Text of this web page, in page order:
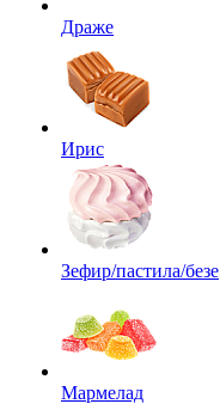
Драже
Ирис
Зефир/пастила/безе
Мармелад